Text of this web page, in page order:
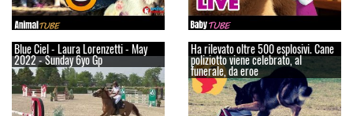
Blue Ciel - Laura Lorenzetti - May
2022 - Sunday 6yo Gp
Ha rilevato oltre 500 esplosivi. Cane
poliziotto viene celebrato, al
funerale, da eroe